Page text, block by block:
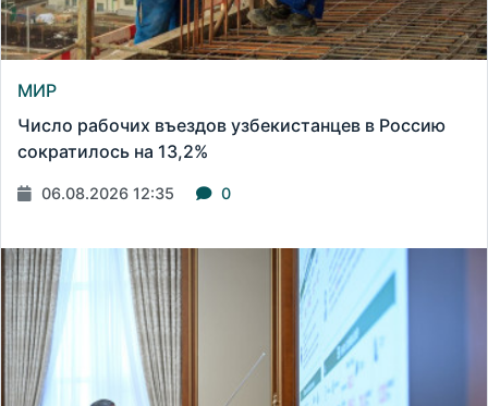
МИР
Число рабочих въездов узбекистанцев в Россию
сократилось на 13,2%
06.08.2026 12:35 0